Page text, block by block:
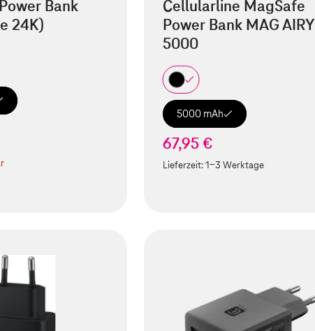
Bank
24K)
Cellularline MagSafe
Power Bank MAG AIRY
5000
5000 mAh
67,95 €
Lieferzeit:1-3 Werktage